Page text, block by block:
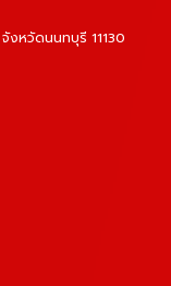
งหวัดนนทบุรี 11130